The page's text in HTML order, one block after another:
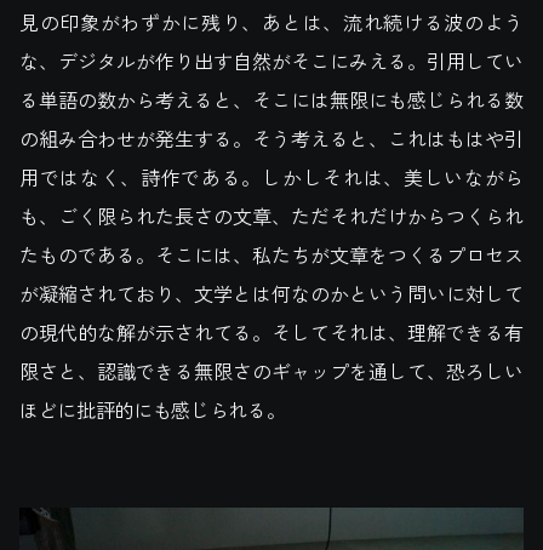
見の印象がわずかに残り、あとは、流れ続ける波のよう
な、デジタルが作り出す自然がそこにみえる。引用してい
る単語の数から考えると、そこには無限にも感じられる数
の組み合わせが発生する。そう考えると、これはもはや引
用ではなく、詩作である。しかしそれは、美しいながら
も、ごく限られた長さの文章、ただそれだけからつくられ
たものである。そこには、私たちが文章をつくるプロセス
が凝縮されており、文学とは何なのかという問いに対して
の現代的な解が示されてる。そしてそれは、理解できる有
限さと、認識できる無限さのギャップを通して、恐ろしい
ほどに批評的にも感じられる。